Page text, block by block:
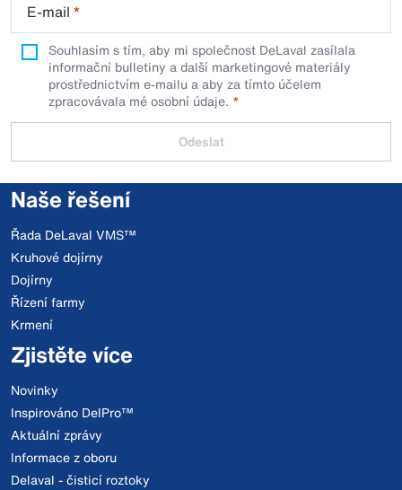
E-mail *
Souhlasím s tím, aby mi společnost DeLaval zasílala
informační bulletiny a další marketingové materiály
prostřednictvím e-mailu a aby za tímto účelem
zpracovávala mé osobní údaje.
Odeslat
Naše řešení
Řada DeLaval VMS™
Kruhové dojírny
Dojírny
Řízení farmy
Krmení
Zjistěte více
Novinky
Inspirováno DelPro™
Aktuální zprávy
Informace z oboru
Delaval - čisticí roztoky